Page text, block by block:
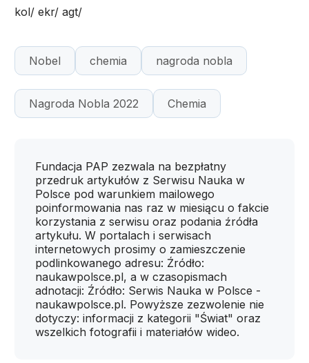
kol/ ekr/ agt/
Nobel chemia nagroda nobla
Nagroda Nobla 2022 Chemia
Fundacja PAP zezwala na bezpłatny
przedruk artykułów z Serwisu Nauka w
Polsce pod warunkiem mailowego
poinformowania nas raz w miesiącu o fakcie
korzystania z serwisu oraz podania źródła
artykułu. W portalach i serwisach
internetowych prosimy o zamieszczenie
podlinkowanego adresu: Źródło:
naukawpolsce.pl, a w czasopismach
adnotacji: Źródło: Serwis Nauka w Polsce -
naukawpolsce.pl. Powyższe zezwolenie nie
dotyczy: informacji z kategorii "Świat" oraz
wszelkich fotografii i materiałów wideo.